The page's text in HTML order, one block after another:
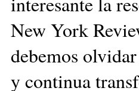
New York
debemos
y continua